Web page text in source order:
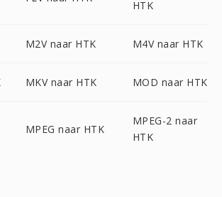
HTK
M2V naar HTK M4V naar HTK
MKV naar HTK MOD naar HTK
MPEG naar HTK
MPEG-2 naar
HTK